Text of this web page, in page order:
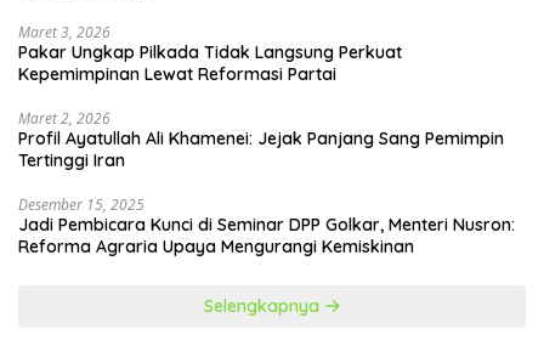
Maret 3, 2026
Pakar Ungkap Pilkada Tidak Langsung Perkuat
Kepemimpinan Lewat Reformasi Partai
Maret 2, 2026
Profil Ayatullah Ali Khamenei: Jejak Panjang Sang Pemimpin
Tertinggi Iran
Desember 15, 2025
Jadi Pembicara Kunci di Seminar DPP Golkar, Menteri Nusron:
Reforma Agraria Upaya Mengurangi Kemiskinan
Selengkapnya